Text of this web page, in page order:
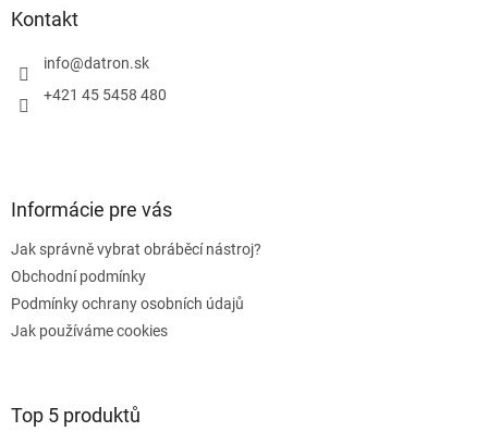
Kontakt
info@datron.sk
+421 45 5458 480
Informácie pre vás
Jak správně vybrat obráběcí nástroj?
Obchodní podmínky
Podmínky ochrany osobních údajů
Jak používáme cookies
Top 5 produktů